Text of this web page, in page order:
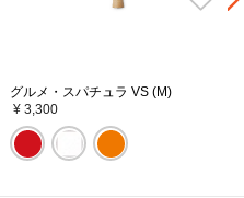
グルメ・スパチュラ VS (M)
¥ 3,300